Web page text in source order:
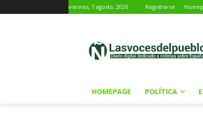
viernes, 7 agosto, 2026 Registrarse
HOMEPAGE POLÍTICA